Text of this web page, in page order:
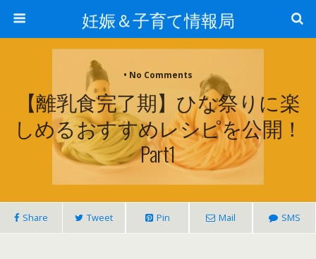
妊娠＆子育て情報局
• No Comments
【離乳食完了期】ひな祭りに楽
しめるおすすめレシピを公開！
Part1
Share Tweet Pin Mail SMS